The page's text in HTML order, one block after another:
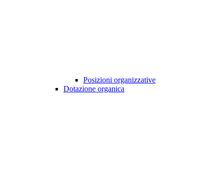
Posizioni organizzative
Dotazione organica